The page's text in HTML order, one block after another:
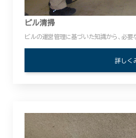
ビル清掃
ビルの運営管理に基づいた知識から、必要
詳しく